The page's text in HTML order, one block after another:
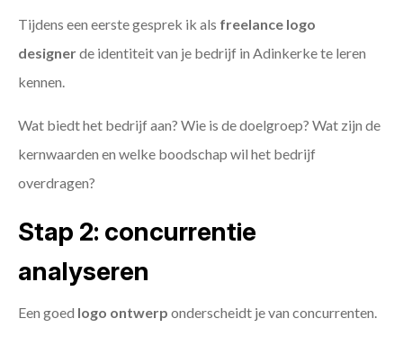
Tijdens een eerste gesprek ik als freelance logo
designerde identiteit van je bedrijf in Adinkerke te leren
kennen.
Wat biedt het bedrijf aan? Wie is de doelgroep? Wat zijn de
kernwaarden en welke boodschap wil het bedrijf
overdragen?
Stap 2: concurrentie
analyseren
Een goed logo ontwerp onderscheidt je van concurrenten.